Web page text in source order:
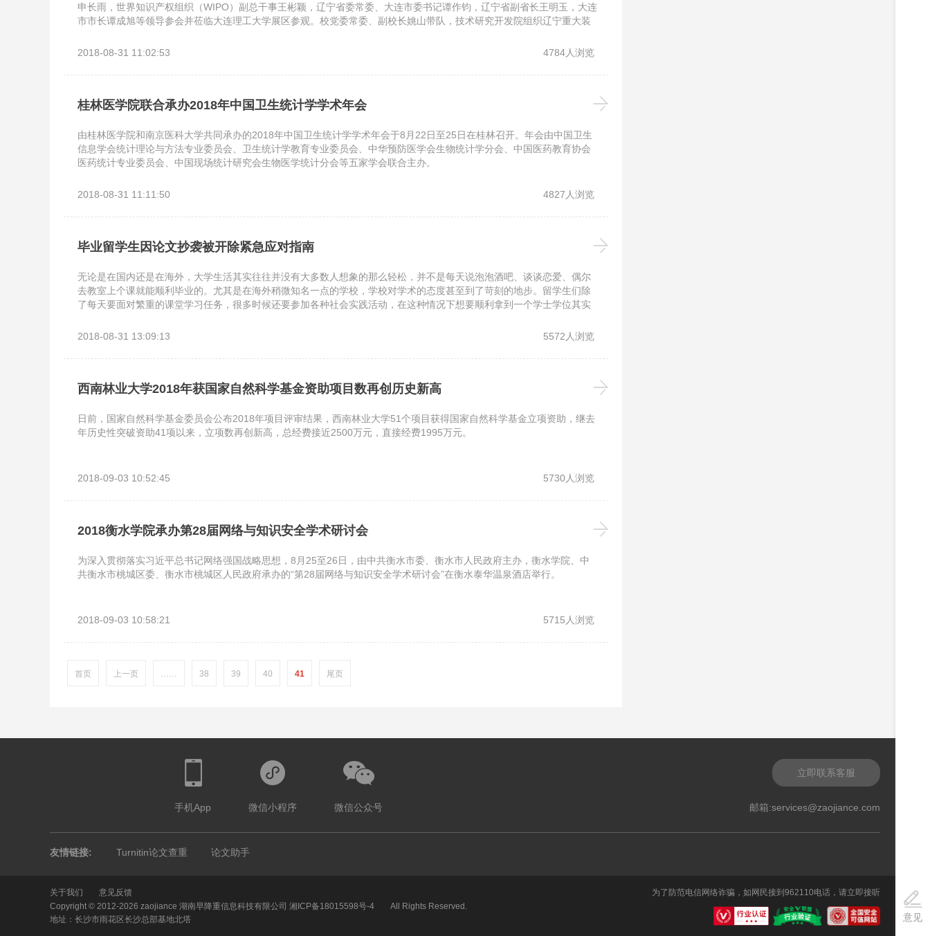
申长雨，世界知识产权组织（WIPO）副总干事王彬颖，辽宁省委常委、大连市委书记谭作钧，辽宁省副省长王明玉，大连
市市长谭成旭等领导参会并莅临大连理工大学展区参观。校党委常委、副校长姚山带队，技术研究开发院组织辽宁重大装
力学院、材料科学与工程学院等携项目参展本届专交会。
2018-08-31 11:02:53 4784人浏览
桂林医学院联合承办2018年中国卫生统计学学术年会
由桂林医学院和南京医科大学共同承办的2018年中国卫生统计学学术年会于8月22日至25日在桂林召开。年会由中国卫生
信息学会统计理论与方法专业委员会、卫生统计学教育专业委员会、中华预防医学会生物统计学分会、中国医药教育协会
医药统计专业委员会、中国现场统计研究会生物医学统计分会等五家学会联合主办。
2018-08-31 11:11:50 4827人浏览
毕业留学生因论文抄袭被开除紧急应对指南
无论是在国内还是在海外，大学生活其实往往并没有大多数人想象的那么轻松，并不是每天说泡泡酒吧、谈谈恋爱、偶尔
去教室上个课就能顺利毕业的。尤其是在海外稍微知名一点的学校，学校对学术的态度甚至到了苛刻的地步。留学生们除
了每天要面对繁重的课堂学习任务，很多时候还要参加各种社会实践活动，在这种情况下想要顺利拿到一个学士学位其实
2018-08-31 13:09:13
5572人浏览
西南林业大学2018年获国家自然科学基金资助项目数再创历史新高
日前，国家自然科学基金委员会公布2018年项目评审结果，西南林业大学51个项目获得国家自然科学基金立项资助，继去
年历史性突破资助41项以来，立项数再创新高，总经费接近2500万元，直接经费1995万元。
2018-09-03 10:52:45 5730人浏览
2018衡水学院承办第28届网络与知识安全学术研讨会
为深入贯彻落实习近平总书记网络强国战略思想，8月25至26日，由中共衡水市委、衡水市人民政府主办，衡水学院、中
共衡水市桃城区委、衡水市桃城区人民政府承办的“第28届网络与知识安全学术研讨会”在衡水泰华温泉酒店举行。
2018-09-03 10:58:21 5715人浏览
首页 上一页 …… 38 39 40 41 尾页
手机App 微信小程序 微信公众号
立即联系客服
邮箱:services@zaojiance.com
友情链接: Turnitin论文查重 论文助手
关于我们
意见反馈
Copyright © 2012-2026 zaojiance 湖南早降重信息科技有限公司 湘ICP备18015598号-4
All Rights Reserved.
地址：长沙市雨花区长沙总部基地北塔
为了防范电信网络诈骗，如网民接到962110电话，请立即接听
意见